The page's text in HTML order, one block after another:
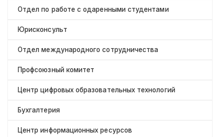
Отдел по работе с одаренными студентами
Юрисконсульт
Отдел международного сотрудничества
Профсоюзный комитет
Центр цифровых образовательных технологий
Бухгалтерия
Центр информационных ресурсов